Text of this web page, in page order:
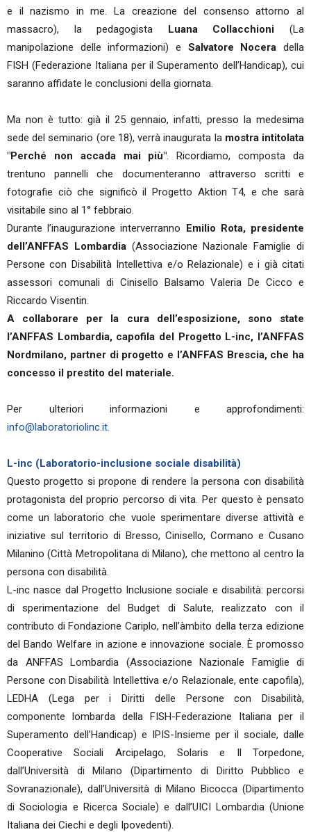
e il nazismo in me. La creazione del consenso attorno al
massacro), la pedagogista Luana Collacchioni (La
manipolazione delle informazioni) e Salvatore Noceradella
FISH (Federazione Italiana per il Superamento dell’Handicap), cui
saranno affidate le conclusioni della giornata.
Ma non è tutto: già il 25 gennaio, infatti, presso la medesima
sede del seminario (ore 18), verrà inaugurata la mostra intitolata
"Perché non accada mai più". Ricordiamo, composta da
trentuno pannelli che documenteranno attraverso scritti e
fotografie ciò che significò il Progetto Aktion T4, e che sarà
visitabile sino al 1° febbraio.
Durante l’inaugurazione interverranno Emilio Rota, presidente
dell’ANFFAS Lombardia(Associazione Nazionale Famiglie di
Persone con Disabilità Intellettiva e/o Relazionale) e i già citati
assessori comunali di Cinisello Balsamo Valeria De Cicco e
Riccardo Visentin.
A collaborare per la cura dell’esposizione, sono state
l’ANFFAS Lombardia, capofila del Progetto L-inc, l’ANFFAS
Nordmilano, partner di progetto e l’ANFFAS Brescia, che ha
concesso il prestito del materiale.
Per ulteriori informazioni e approfondimenti:
info@laboratoriolinc.it.
L-inc (Laboratorio-inclusione sociale disabilità)
Questo progetto si propone di rendere la persona con disabilità
protagonista del proprio percorso di vita. Per questo è pensato
come un laboratorio che vuole sperimentare diverse attività e
iniziative sul territorio di Bresso, Cinisello, Cormano e Cusano
Milanino (Città Metropolitana di Milano), che mettono al centro la
persona con disabilità.
L-inc nasce dal Progetto Inclusione sociale e disabilità: percorsi
di sperimentazione del Budget di Salute, realizzato con il
contributo di Fondazione Cariplo, nell’àmbito della terza edizione
del Bando Welfare in azione e innovazione sociale. È promosso
da ANFFAS Lombardia (Associazione Nazionale Famiglie di
Persone con Disabilità Intellettiva e/o Relazionale, ente capofila),
LEDHA (Lega per i Diritti delle Persone con Disabilità,
componente lombarda della FISH-Federazione Italiana per il
Superamento dell’Handicap) e IPIS-Insieme per il sociale, dalle
Cooperative Sociali Arcipelago, Solaris e Il Torpedone,
dall’Università di Milano (Dipartimento di Diritto Pubblico e
Sovranazionale), dall’Università di Milano Bicocca (Dipartimento
di Sociologia e Ricerca Sociale) e dall’UICI Lombardia (Unione
Italiana dei Ciechi e degli Ipovedenti).